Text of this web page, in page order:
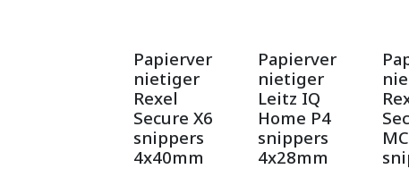
Papierver
nietiger
Rexel
Secure X6
snippers
4x40mm
Papierver
nietiger
Leitz IQ
Home P4
snippers
4x28mm